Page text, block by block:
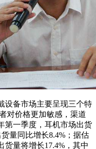
设备市场主要呈现三个特
对价格更加敏感，渠道
第一季度，耳机市场出货
量同比增长8.4%；据估
货量将增长17.4%，其中